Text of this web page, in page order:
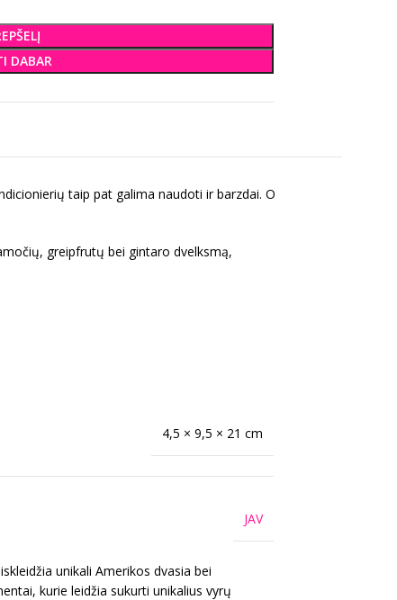
DABAR
taip pat galima naudoti ir barzdai. O
greipfrutų bei gintaro dvelksmą,
4,5 × 9,5 × 21 cm
JAV
unikali Amerikos dvasia bei
kurie leidžia sukurti unikalius vyrų